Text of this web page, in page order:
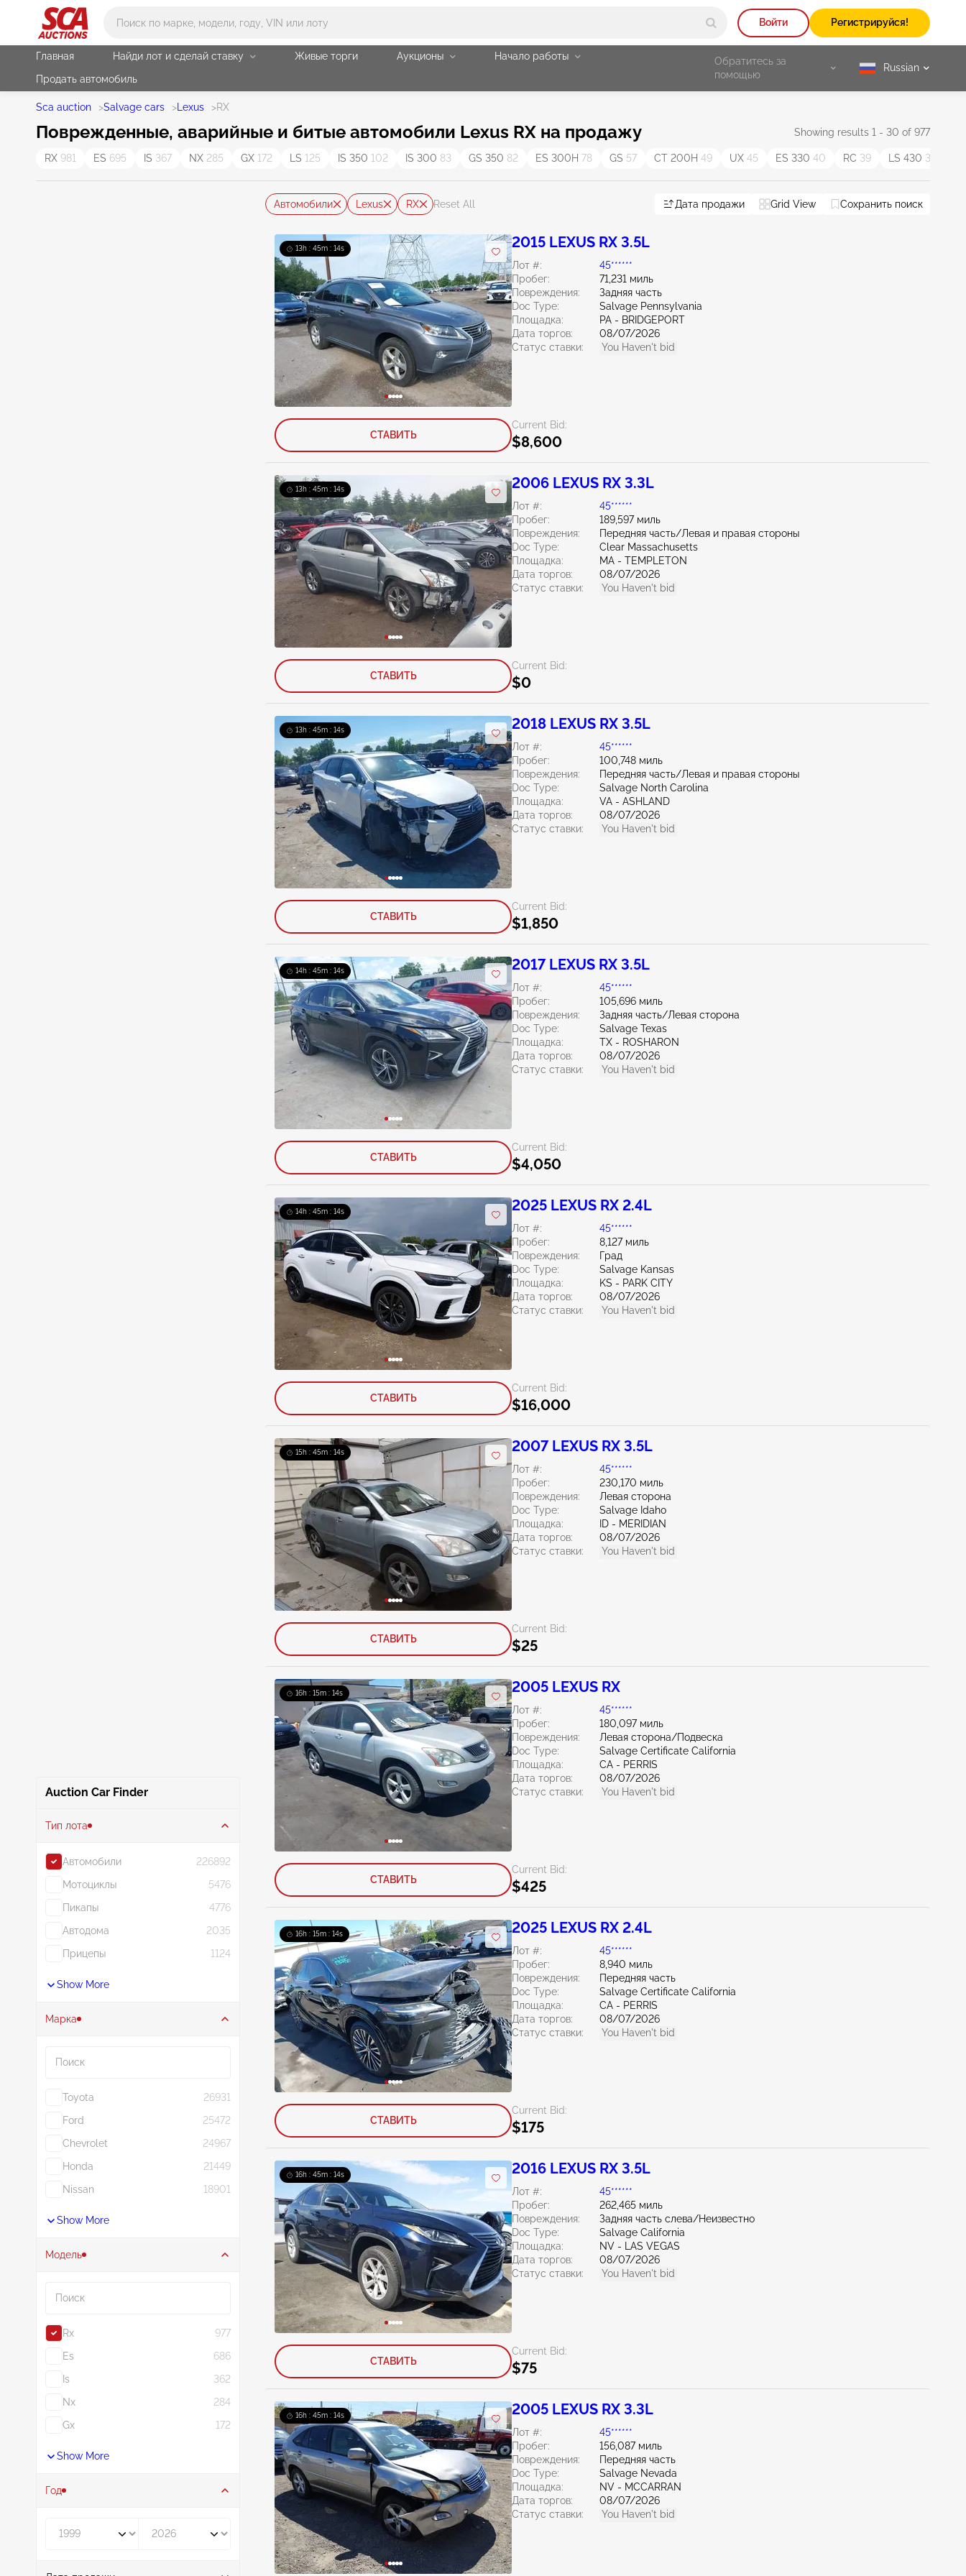
Войти Регистрируйся!
Главная Найди лот и сделай ставку Живые торги Аукционы
Начало работы
Продать автомобиль
Обратитесь за
помощью
selected
Russian
Sca auction >Salvage cars > Lexus >RX
Поврежденные, аварийные и битые автомобили Lexus RX на продажу Showing results 1 - 30 of 977
RX 981 ES 695 IS 367 NX 285 GX 172 LS 125 IS 350 102 IS 300 83 GS 350 82 ES 300H 78 GS 57 CT 200H 49 UX 45 ES 330 40 RC 39 LS 430 37
Auction Car Finder
Тип лота
Автомобили
226892
Мотоциклы
5476
Пикапы
4776
Автодома
2035
Прицепы
1124
Show More
Марка
Toyota
26931
Ford
25472
Chevrolet
24967
Honda
21449
Nissan
18901
Show More
Модель
Rx
977
Es
686
Is
362
Nx
284
Gx
172
Show More
Год
Автомобили Lexus RX Reset All Дата продажи Grid View Сохранить поиск
13h : 45m : 13s 2015 LEXUS RX 3.5L
Лот #:
45******
Пробег:
71,231 миль
Повреждения:
Задняя часть
Doc Type:
Salvage Pennsylvania
Площадка:
PA - BRIDGEPORT
Дата торгов:
08/07/2026
Статус ставки:
You Haven't bid
Current Bid:
$8,600
СТАВИТЬ
13h : 45m : 13s 2006 LEXUS RX 3.3L
Лот #:
45******
Пробег:
189,597 миль
Повреждения:
Передняя часть/Левая и правая стороны
Doc Type:
Clear Massachusetts
Площадка:
MA - TEMPLETON
Дата торгов:
08/07/2026
Статус ставки:
You Haven't bid
Current Bid:
$0
СТАВИТЬ
13h : 45m : 13s 2018 LEXUS RX 3.5L
Лот #:
45******
Пробег:
100,748 миль
Повреждения:
Передняя часть/Левая и правая стороны
Doc Type:
Salvage North Carolina
Площадка:
VA - ASHLAND
Дата торгов:
08/07/2026
Статус ставки:
You Haven't bid
Current Bid:
$1,850
СТАВИТЬ
14h : 45m : 13s 2017 LEXUS RX 3.5L
Лот #:
45******
Пробег:
105,696 миль
Повреждения:
Задняя часть/Левая сторона
Doc Type:
Salvage Texas
Площадка:
TX - ROSHARON
Дата торгов:
08/07/2026
Статус ставки:
You Haven't bid
Current Bid:
$4,050
СТАВИТЬ
14h : 45m : 13s 2025 LEXUS RX 2.4L
Лот #:
45******
Пробег:
8,127 миль
Повреждения:
Град
Doc Type:
Salvage Kansas
Площадка:
KS - PARK CITY
Дата торгов:
08/07/2026
Статус ставки:
You Haven't bid
Current Bid:
$16,000
СТАВИТЬ
15h : 45m : 13s 2007 LEXUS RX 3.5L
Лот #:
45******
Пробег:
230,170 миль
Повреждения:
Левая сторона
Doc Type:
Salvage Idaho
Площадка:
ID - MERIDIAN
Дата торгов:
08/07/2026
Статус ставки:
You Haven't bid
Current Bid:
$25
СТАВИТЬ
16h : 15m : 13s 2005 LEXUS RX
Лот #:
45******
Пробег:
180,097 миль
Повреждения:
Левая сторона/Подвеска
Doc Type:
Salvage Certificate California
Площадка:
CA - PERRIS
Дата торгов:
08/07/2026
Статус ставки:
You Haven't bid
Current Bid:
$425
СТАВИТЬ
16h : 15m : 13s 2025 LEXUS RX 2.4L
Лот #:
45******
Пробег:
8,940 миль
Повреждения:
Передняя часть
Doc Type:
Salvage Certificate California
Площадка:
CA - PERRIS
Дата торгов:
08/07/2026
Статус ставки:
You Haven't bid
Current Bid:
$175
СТАВИТЬ
16h : 45m : 13s 2016 LEXUS RX 3.5L
Лот #:
45******
Пробег:
262,465 миль
Повреждения:
Задняя часть слева/Неизвестно
Doc Type:
Salvage California
Площадка:
NV - LAS VEGAS
Дата торгов:
08/07/2026
Статус ставки:
You Haven't bid
Current Bid:
$75
СТАВИТЬ
16h : 45m : 13s 2005 LEXUS RX 3.3L
Лот #:
45******
Пробег:
156,087 миль
Повреждения:
Передняя часть
Doc Type:
Salvage Nevada
Площадка:
NV - MCCARRAN
Дата торгов:
08/07/2026
Статус ставки:
You Haven't bid